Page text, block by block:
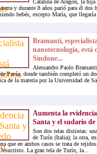
Catalina de Aragón, la
y durante 8 años parió para él dos
bebés, excepto María, que
Bramanti,
nanotecnología, está
Sindone...
Alessandro Paolo
Pavía, donde también completó un
de la materia por la Universidad de
Aumenta la
Santa y el sudario
Son dos telas distintas:
de Turín (Italia); la otra,
que en ambos casos se trata de
La gran tela de Turín, la...